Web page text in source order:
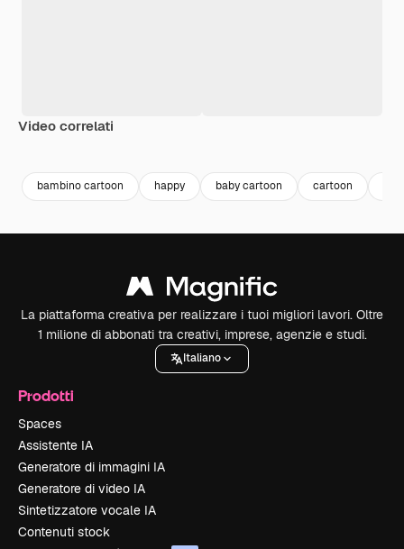
Video correlati
bambino cartoon happy baby cartoon cartoon
La piattaforma creativa per realizzare i tuoi migliori lavori. Oltre
1 milione di abbonati tra creativi, imprese, agenzie e studi.
Italiano
Prodotti
Spaces
Assistente IA
Generatore di immagini IA
Generatore di video IA
Sintetizzatore vocale IA
Contenuti stock